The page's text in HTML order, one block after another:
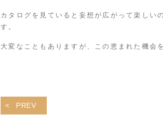
カタログを見ていると妄想が広がって楽しい
す。
大変なこともありますが、この恵まれた機会
PREV